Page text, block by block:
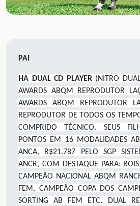
PAI
HA DUAL CD PLAYER(NITRO
AWARDS ABQM REPRODUTOR
AWARDS ABQM REPRODUTOR
REPRODUTOR DE TODOS OS
COMPRIDO TÉCNICO. SEUS
PONTOS EM 16 MODALIDADES
ANCA, R$21.787 PELO SGP
ANCR, COM DESTAQUE PARA:
CAMPEÃO NACIONAL ABQM
FEM, CAMPEÃO COPA DOS
SORTING AB FEM ETC. DUAL